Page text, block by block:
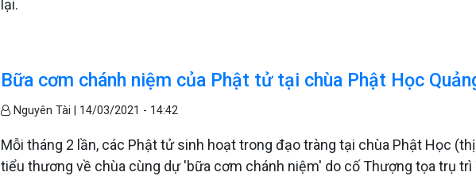
lại.
Bữa cơm chánh niệm của Phật tử tại chùa Phật Học
Nguyên Tài | 14/03/2021 - 14:42
Mỗi tháng 2 lần, các Phật tử sinh hoạt trong đạo tràng tại chùa Phật Học (thị
tiểu thương về chùa cùng dự 'bữa cơm chánh niệm' do cố Thượng tọa trụ